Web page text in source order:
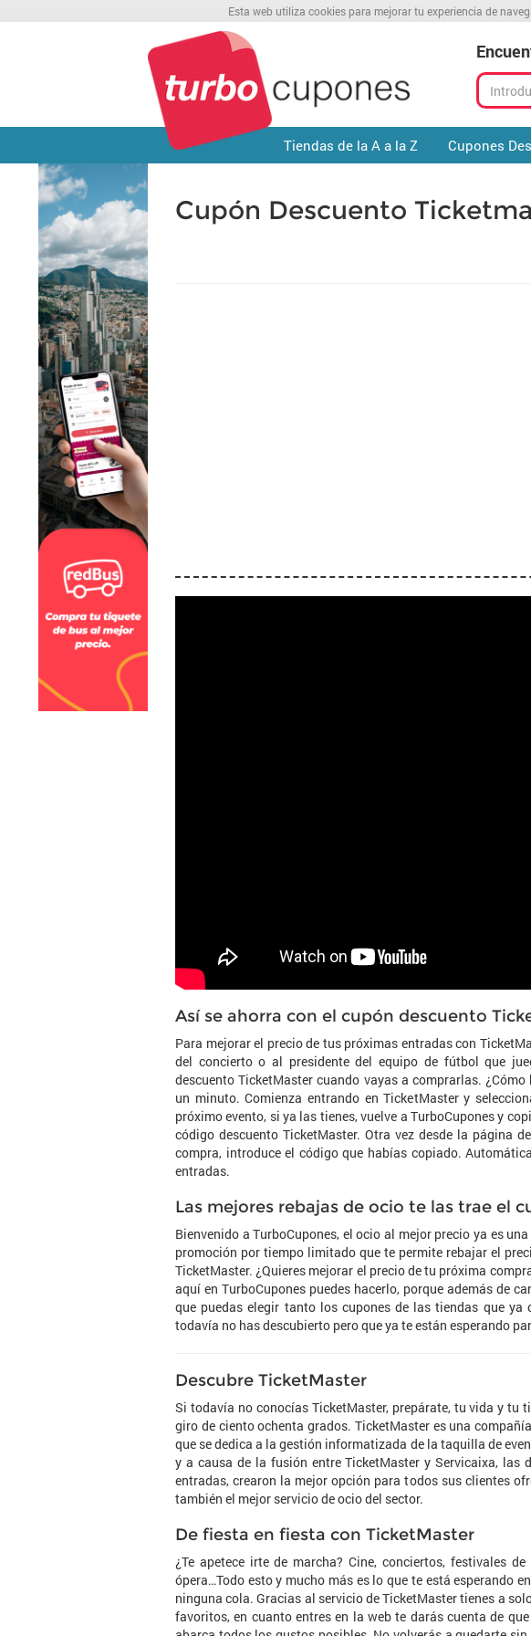
Esta web utiliza cookies para mejorar tu experiencia de
Tiendas de la A a la Z Cupones
Cupón Descuento
Así se ahorra con el cupón descuento
Para mejorar el precio de tus próximas entradas con
del concierto o al presidente del equipo de fútbol que
descuento TicketMaster cuando vayas a comprarlas.
un minuto. Comienza entrando en TicketMaster y
próximo evento, si ya las tienes, vuelve a TurboCupones y
código descuento TicketMaster. Otra vez desde la página
compra, introduce el código que habías copiado.
entradas.
Las mejores rebajas de ocio te las trae el
Bienvenido a TurboCupones, el ocio al mejor precio ya es
promoción por tiempo limitado que te permite rebajar el
TicketMaster. ¿Quieres mejorar el precio de tu próxima
aquí en TurboCupones puedes hacerlo, porque además de
que puedas elegir tanto los cupones de las tiendas que
todavía no has descubierto pero que ya te están esperando
Descubre TicketMaster
Si todavía no conocías TicketMaster, prepárate, tu vida y tu
giro de ciento ochenta grados. TicketMaster es una
que se dedica a la gestión informatizada de la taquilla de
y a causa de la fusión entre TicketMaster y Servicaixa, las
entradas, crearon la mejor opción para todos sus clientes
también el mejor servicio de ocio del sector.
De fiesta en fiesta con TicketMaster
¿Te apetece irte de marcha? Cine, conciertos, festivales
ópera…Todo esto y mucho más es lo que te está esperando
ninguna cola. Gracias al servicio de TicketMaster tienes a
favoritos, en cuanto entres en la web te darás cuenta de